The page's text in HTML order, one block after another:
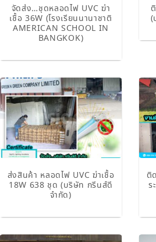
จัดส่ง…ชุดหลอดไฟ UVC ฆ่า
เชื้อ 36W (โรงเรียนนานาชาติ
AMERICAN SCHOOL IN
BANGKOK)
(
ส่งสินค้า หลอดไฟ UVC ฆ่าเชื้อ
18W 638 ชุด (บริษัท กรีนส์ดี
จำกัด)
ติ
ร